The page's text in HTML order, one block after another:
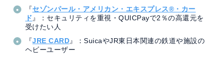
『セゾンパール・アメリカン・エキスプレス®・カー
ド』：セキュリティを重視・QUICPayで2％の高還元を
受けたい人
『JRE CARD』：SuicaやJR東日本関連の鉄道や施設の
ヘビーユーザー